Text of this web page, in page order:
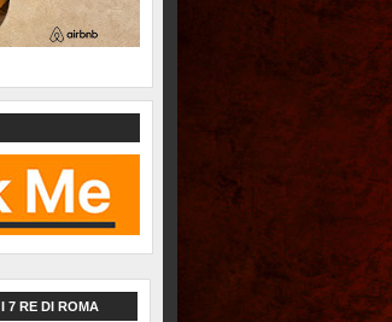
I 7 RE DI ROMA